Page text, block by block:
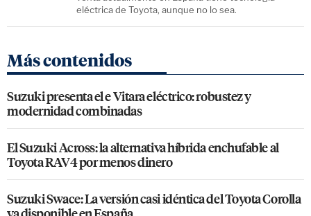
eléctrica de Toyota, aunque no lo sea.
Más contenidos
Suzuki presenta el e Vitara eléctrico: robustez y
modernidad combinadas
El Suzuki Across: la alternativa híbrida enchufable al
Toyota RAV4 por menos dinero
Suzuki Swace: La versión casi idéntica del Toyota Corolla